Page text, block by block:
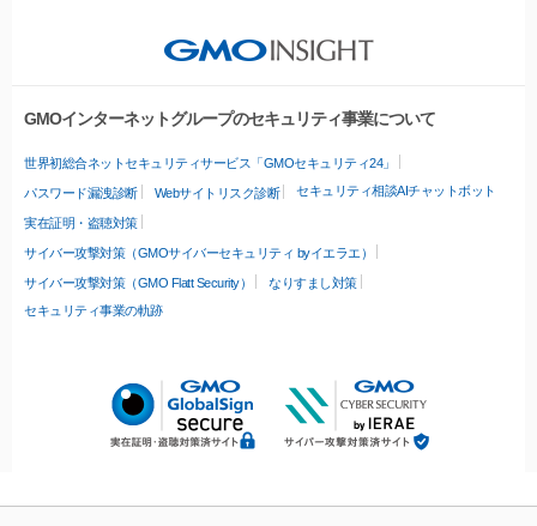
GMOインターネットグループのセキュリティ事業について
世界初総合ネットセキュリティサービス「GMOセキュリティ24」
パスワード漏洩診断 Webサイトリスク診断 セキュリティ相談AIチャットボット
実在証明・盗聴対策
サイバー攻撃対策（GMOサイバーセキュリティ byイエラエ）
サイバー攻撃対策（GMO Flatt Security）
なりすまし対策
セキュリティ事業の軌跡